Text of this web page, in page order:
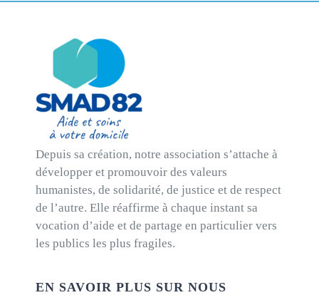
Depuis sa création, notre association s’attache à
développer et promouvoir des valeurs
humanistes, de solidarité, de justice et de respect
de l’autre. Elle réaffirme à chaque instant sa
vocation d’aide et de partage en particulier vers
les publics les plus fragiles.
EN SAVOIR PLUS SUR NOUS